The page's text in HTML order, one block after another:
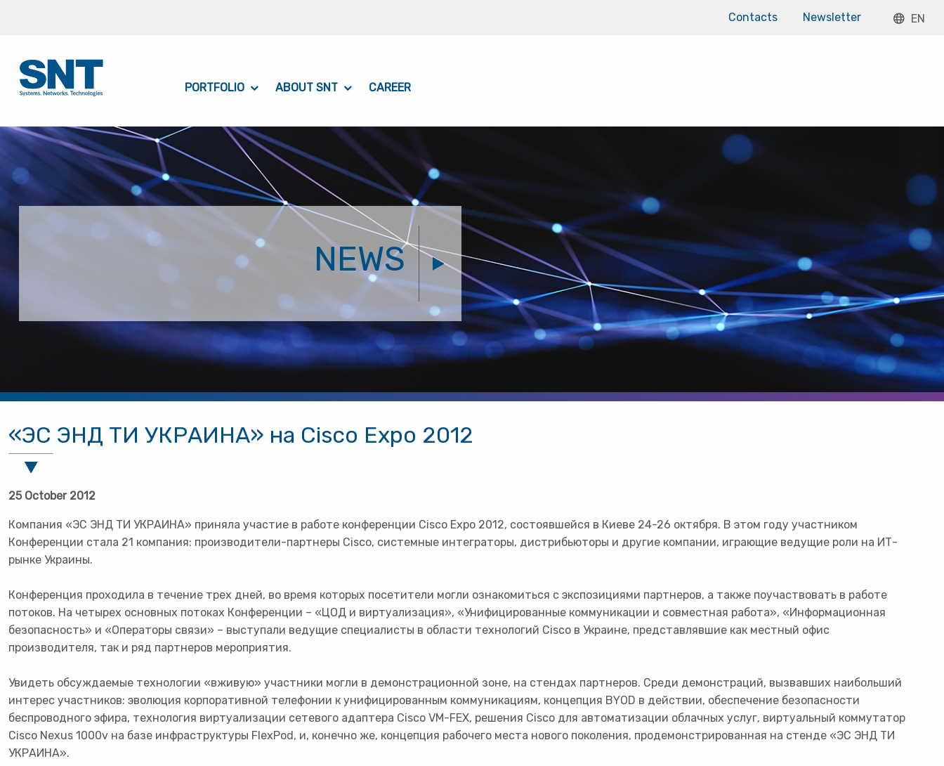
Contacts Newsletter EN
PORTFOLIO ABOUT SNT CAREER
NEWS
«ЭС ЭНД ТИ УКРАИНА» на Cisco Expo 2012
25 October 2012
Компания «ЭС ЭНД ТИ УКРАИНА» приняла участие в работе конференции Cisco Expo 2012, cостоявшейся в Киеве 24-26 октября. В этом году участником
Конференции стала 21 компания: производители-партнеры Cisco, системные интеграторы, дистрибьюторы и другие компании, играющие ведущие роли на ИТ-
рынке Украины.
Конференция проходила в течение трех дней, во время которых посетители могли ознакомиться с экспозициями партнеров, а также поучаствовать в работе
потоков. На четырех основных потоках Конференции – «ЦОД и виртуализация», «Унифицированные коммуникации и совместная работа», «Информационная
безопасность» и «Операторы связи» – выступали ведущие специалисты в области технологий Cisco в Украине, представлявшие как местный офис
производителя, так и ряд партнеров мероприятия.
Увидеть обсуждаемые технологии «вживую» участники могли в демонстрационной зоне, на стендах партнеров. Среди демонстраций, вызвавших наибольший
интерес участников: эволюция корпоративной телефонии к унифицированным коммуникациям, концепция BYOD в действии, обеспечение безопасности
беспроводного эфира, технология виртуализации сетевого адаптера Cisco VM-FEX, решения Cisco для автоматизации облачных услуг, виртуальный коммутатор
Cisco Nexus 1000v на базе инфраструктуры FlexPod, и, конечно же, концепция рабочего места нового поколения, продемонстрированная на стенде «ЭС ЭНД ТИ
УКРАИНА».